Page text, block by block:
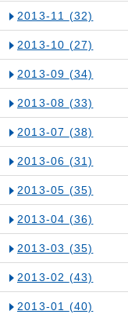
2013-11 (32)
2013-10 (27)
2013-09 (34)
2013-08 (33)
2013-07 (38)
2013-06 (31)
2013-05 (35)
2013-04 (36)
2013-03 (35)
2013-02 (43)
2013-01 (40)